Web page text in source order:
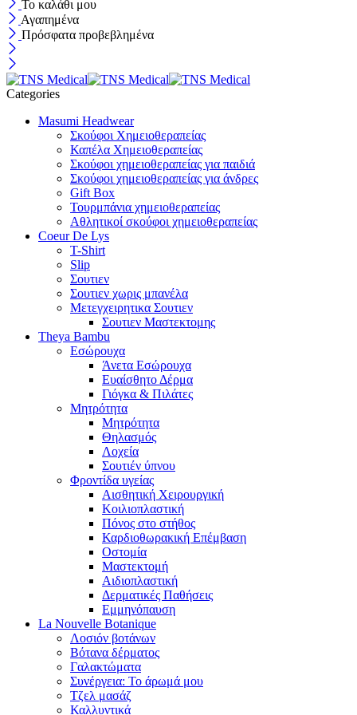
Το καλάθι μου
Αγαπημένα
Πρόσφατα προβεβλημένα
Categories
Masumi Headwear
Σκούφοι Χημειοθεραπείας
Καπέλα Χημειοθεραπείας
Σκούφοι χημειοθεραπείας για παιδιά
Σκούφοι χημειοθεραπείας για άνδρες
Gift Box
Τουρμπάνια χημειοθεραπείας
Αθλητικοί σκούφοι χημειοθεραπείας
Coeur De Lys
T-Shirt
Slip
Σουτιεν
Σουτιεν χωρις μπανέλα
Μετεγχειρητικα Σουτιεν
Σουτιεν Μαστεκτομης
Theya Bambu
Εσώρουχα
Άνετα Εσώρουχα
Ευαίσθητο Δέρμα
Γιόγκα & Πιλάτες
Μητρότητα
Μητρότητα
Θηλασμός
Λοχεία
Σουτιέν ύπνου
Φροντίδα υγείας
Αισθητική Χειρουργική
Κοιλιοπλαστική
Πόνος στο στήθος
Καρδιοθωρακική Επέμβαση
Οστομία
Μαστεκτομή
Αιδιοπλαστική
Δερματικές Παθήσεις
Εμμηνόπαυση
La Nouvelle Botanique
Λοσιόν βοτάνων
Βότανα δέρματος
Γαλακτώματα
Συνέργεια: Το άρωμά μου
Τζελ μασάζ
Καλλυντικά